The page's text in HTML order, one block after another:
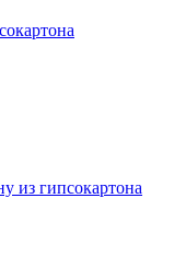
из гипсокартона